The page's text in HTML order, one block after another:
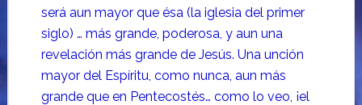
será aun mayor que ésa (la iglesia del primer
siglo) … más grande, poderosa, y aun una
revelación más grande de Jesús. Una unción
mayor del Espíritu, como nunca, aun más
grande que en Pentecostés… como lo veo, ¡el